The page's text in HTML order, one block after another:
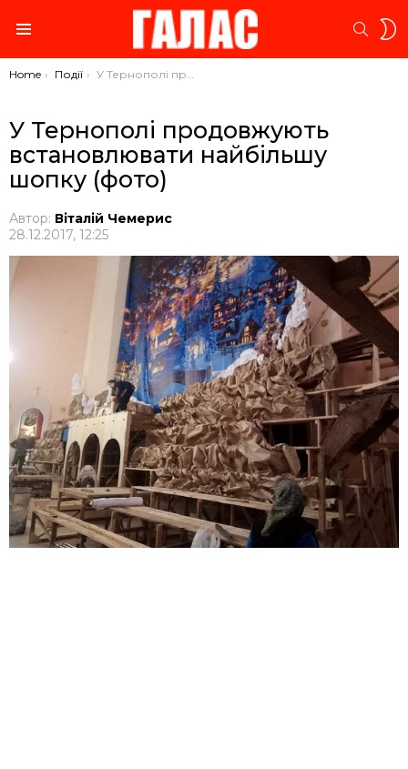
You are here:
Home Події У Тернополі продовжують встановлювати найбільшу шопку (фото)
У Тернополі продовжують
встановлювати найбільшу
шопку (фото)
Автор: Віталій Чемерис
28.12.2017, 12:25